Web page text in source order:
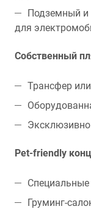
Подземный и
для
Собственный
Трансфер
Эксклюзивно
Pet-friendly
Груминг-